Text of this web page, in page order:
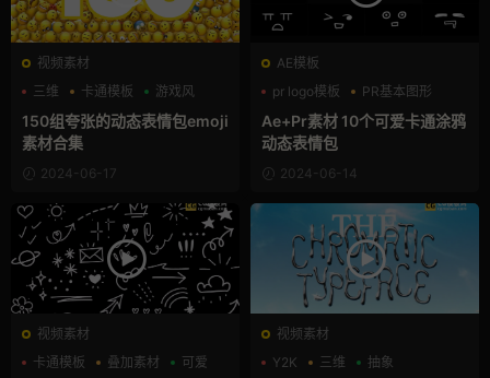
视频素材
三维
卡通模板 游戏风
150组夸张的动态表情包emoji
素材合集
2024-06-17
AE模板
pr logo模板
PR基本图形
卡通模板
Ae+Pr素材 10个可爱卡通涂鸦
动态表情包
2024-06-14
视频素材
卡通模板
叠加素材 可爱
视频素材
Y2K
三维 抽象